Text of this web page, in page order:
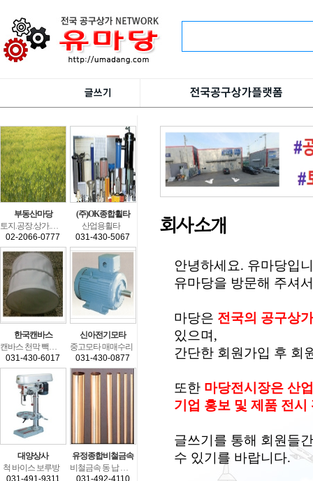
부동산마당
토지.공장.상가.창고.상가건물.수익형부동산.전원주택.건축.분양.
02-2066-0777
(주)OK종합휠타
산업용휠타
031-430-5067
한국캔바스
캔바스천막빽휠타
031-430-6017
신아전기모타
중고모타매매수리
031-430-0877
대양상사
척바이스보루방
031-491-9311
유정종합비철금속
비철금속동납알루미늄
031-492-4110
회사소개
안녕하세요.유마당입
유마당을방문해주셔
마당은 전국의공구상
있으며,
간단한회원가입후회
또한 마당전시장은산
기업홍보및제품전시
글쓰기를통해회원들
수있기를바랍니다.